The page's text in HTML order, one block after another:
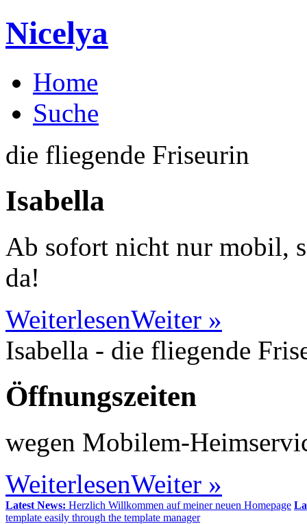
Nicelya
Home
Suche
die fliegende Friseurin
Isabella
Ab sofort nicht nur mobil,
da!
WeiterlesenWeiter »
Isabella - die fliegende
Öffnungszeiten
wegen Mobilem-
WeiterlesenWeiter »
Latest News: Herzlich Willkommen auf meiner neuen Homepage
template easily through the template manager